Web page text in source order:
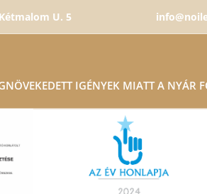
U. 5
IGÉNYEK MIATT A